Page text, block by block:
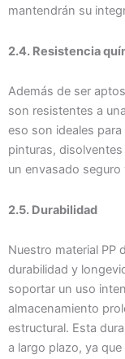
mantendrán su
2.4. Resistencia
Además de ser
son resistentes a
eso son ideales
pinturas,
un envasado seguro
2.5. Durabilidad
Nuestro material PP
durabilidad y
soportar un uso
almacenamiento
estructural. Esta
a largo plazo, ya